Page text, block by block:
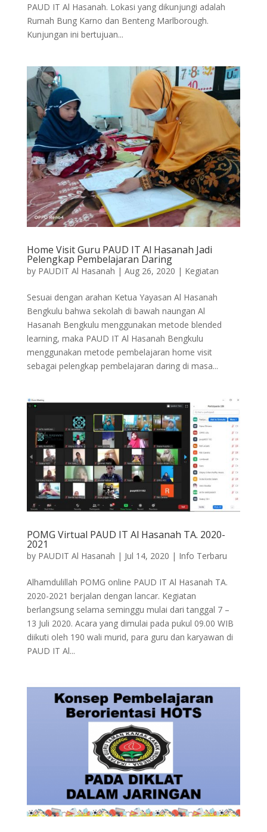
PAUD IT Al Hasanah. Lokasi yang dikunjungi adalah
Rumah Bung Karno dan Benteng Marlborough.
Kunjungan ini bertujuan...
Home Visit Guru PAUD IT Al Hasanah Jadi
Pelengkap Pembelajaran Daring
by PAUDIT Al Hasanah | Aug 26, 2020 | Kegiatan
Sesuai dengan arahan Ketua Yayasan Al Hasanah
Bengkulu bahwa sekolah di bawah naungan Al
Hasanah Bengkulu menggunakan metode blended
learning, maka PAUD IT Al Hasanah Bengkulu
menggunakan metode pembelajaran home visit
sebagai pelengkap pembelajaran daring di masa...
POMG Virtual PAUD IT Al Hasanah TA. 2020-
2021
by PAUDIT Al Hasanah | Jul 14, 2020 | Info Terbaru
Alhamdulillah POMG online PAUD IT Al Hasanah TA.
2020-2021 berjalan dengan lancar. Kegiatan
berlangsung selama seminggu mulai dari tanggal 7 –
13 Juli 2020. Acara yang dimulai pada pukul 09.00 WIB
diikuti oleh 190 wali murid, para guru dan karyawan di
PAUD IT Al...